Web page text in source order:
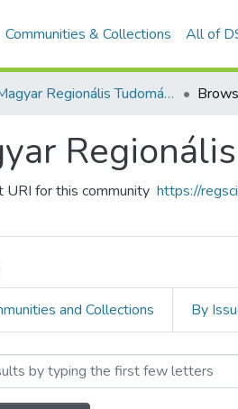
Communities & Collections All of
Magyar Regionális Tudományi Társaság
URI for this community https://
and Collections By
Magyar